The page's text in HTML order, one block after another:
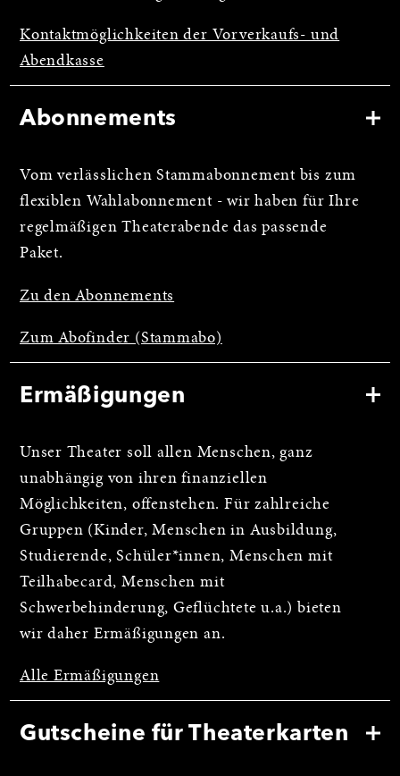
Kontaktmöglichkeiten der Vorverkaufs- und
Abendkasse
Abonnements
Vom verlässlichen Stammabonnement bis zum
flexiblen Wahlabonnement - wir haben für Ihre
regelmäßigen Theaterabende das passende
Paket.
Zu den Abonnements
Zum Abofinder (Stammabo)
Ermäßigungen
Unser Theater soll allen Menschen, ganz
unabhängig von ihren finanziellen
Möglichkeiten, offenstehen. Für zahlreiche
Gruppen (Kinder, Menschen in Ausbildung,
Studierende, Schüler*innen, Menschen mit
Teilhabecard, Menschen mit
Schwerbehinderung, Geflüchtete u.a.) bieten
wir daher Ermäßigungen an.
Alle Ermäßigungen
Gutscheine für Theaterkarten